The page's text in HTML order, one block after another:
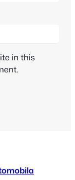
in this